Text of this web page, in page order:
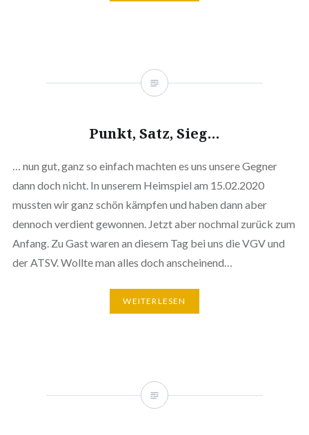
Punkt, Satz, Sieg…
… nun gut, ganz so einfach machten es uns unsere Gegner
dann doch nicht. In unserem Heimspiel am 15.02.2020
mussten wir ganz schön kämpfen und haben dann aber
dennoch verdient gewonnen. Jetzt aber nochmal zurück zum
Anfang. Zu Gast waren an diesem Tag bei uns die VGV und
der ATSV. Wollte man alles doch anscheinend…
WEITERLESEN